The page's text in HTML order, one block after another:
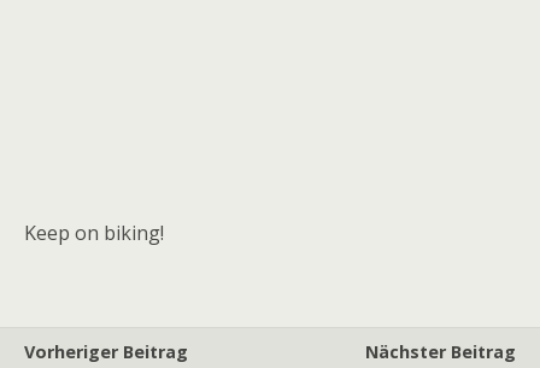
Keep on biking!
Vorheriger Beitrag
Nächster Beitrag